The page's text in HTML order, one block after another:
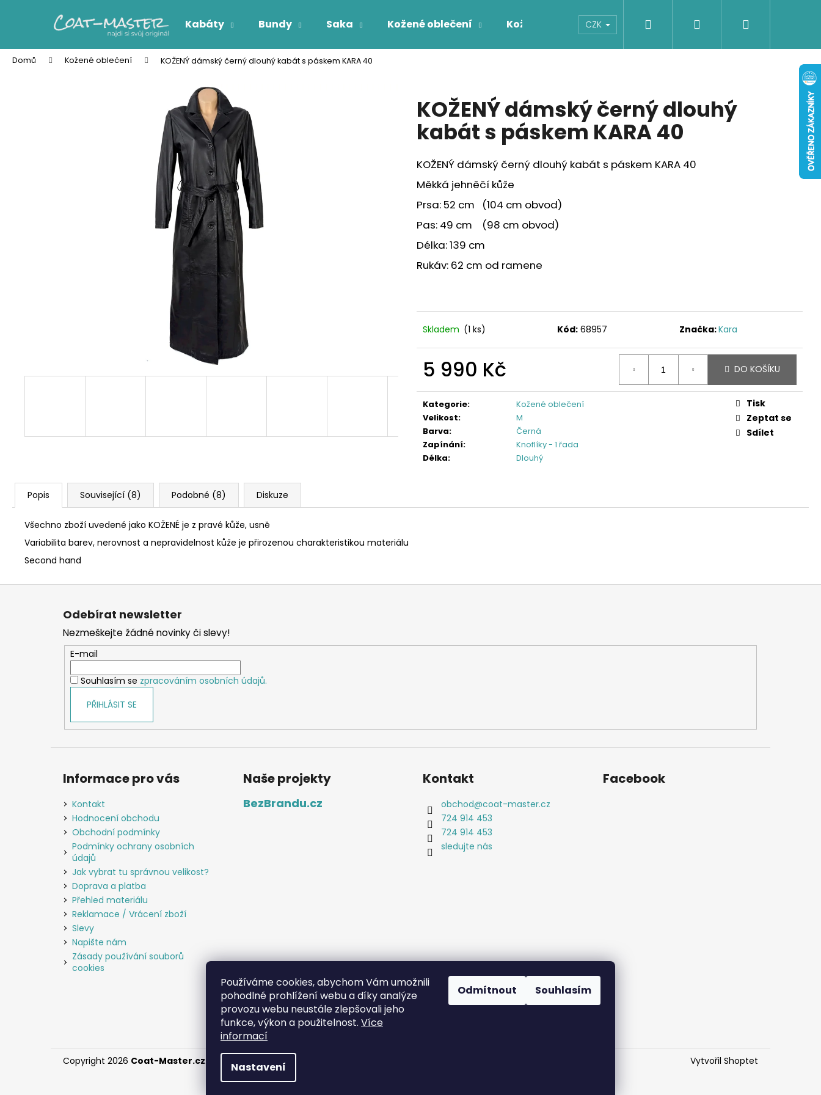
Používáme cookies, abychom Vám umožnili
pohodlné prohlížení webu a díky analýze
provozu webu neustále zlepšovali jeho
funkce, výkon a použitelnost. Více
informací
Nastavení
Odmítnout Souhlasím
Kabáty Bundy Saka Kožené oblečení Kožichy Boty Dětské
CZK Přihlášení
Domů Kožené oblečení KOŽENÝ dámský černý dlouhý kabát s páskem KARA 40
KOŽENÝ dámský černý dlouhý
kabát s páskem KARA 40
KOŽENÝ dámský černý dlouhý kabát s páskem KARA 40
Měkká jehněčí kůže
Prsa: 52 cm (104 cm obvod)
Pas: 49 cm (98 cm obvod)
Délka: 139 cm
Rukáv: 62 cm od ramene
Skladem (1 ks) Kód: 68957 Značka:Kara
5 990 Kč
cena:
DO KOŠÍKU
Kategorie:
Kožené oblečení
Velikost:
M
Barva:
Černá
Zapínání:
Knoflíky - 1 řada
Délka: Dlouhý
Tisk
Zeptat se
Sdílet
Popis Související (8) Podobné (8) Diskuze
Všechno zboží uvedené jako KOŽENÉ je z pravé kůže, usně
Variabilita barev, nerovnost a nepravidelnost kůže je přirozenou charakteristikou materiálu
Second hand
í
Zpět
do
obchodu
Zpět
do
obchodu
Co potřebujete najít?
HLEDAT
Z
Odebírat newsletter
Nezmeškejte žádné novinky či slevy!
E-mail
Souhlasím se zpracováním osobních údajů.
PŘIHLÁSIT SE
Informace pro vás
Kontakt
Hodnocení obchodu
Obchodní podmínky
Podmínky ochrany osobních
údajů
Jak vybrat tu správnou velikost?
Doprava a platba
Přehled materiálu
Reklamace / Vrácení zboží
Slevy
Napište nám
Zásady používání souborů
cookies
Naše projekty
BezBrandu.cz
Kontakt
obchod@coat-master.cz
724 914 453
724 914 453
sledujte nás
Facebook
Coat-Master.cz Doplňky ve 100% kvalitě za 10% ceny
Vytvořil Shoptet
Copyright 2026 Coat-Master.cz . Všechna práva vyhrazena.